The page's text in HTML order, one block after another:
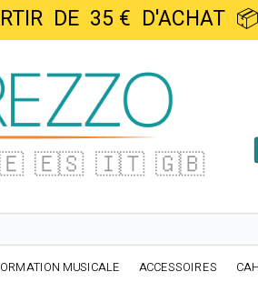
DE 35 €
🇪🇸 🇮🇹 🇬🇧
MUSICALE ACCESSOIRES